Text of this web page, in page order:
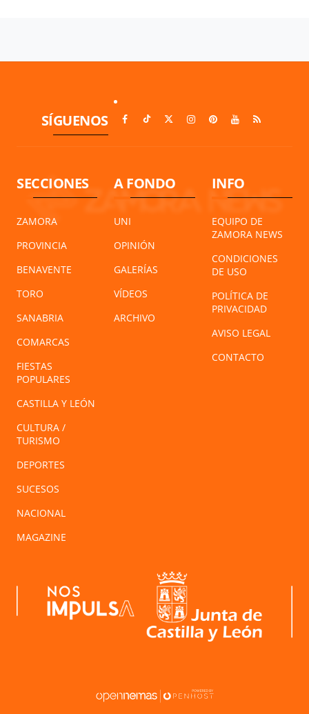
SÍGUENOS
SECCIONES
ZAMORA
PROVINCIA
BENAVENTE
TORO
SANABRIA
COMARCAS
FIESTAS
POPULARES
CASTILLA Y LEÓN
CULTURA /
TURISMO
DEPORTES
SUCESOS
NACIONAL
MAGAZINE
A FONDO
UNI
OPINIÓN
GALERÍAS
VÍDEOS
ARCHIVO
INFO
EQUIPO DE
ZAMORA NEWS
CONDICIONES
DE USO
POLÍTICA DE
PRIVACIDAD
AVISO LEGAL
CONTACTO